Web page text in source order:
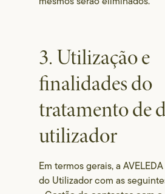
3. Utilização e
finalidades do
tratamento de
utilizador
Em termos gerais, a
do Utilizador com as